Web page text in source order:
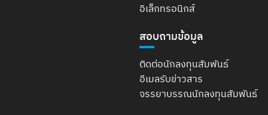
อิเล็กทรอนิกส์
สอบถามข้อมูล
ติดต่อนักลงทุนสัมพันธ์
อีเมลรับข่าวสาร
จรรยาบรรณนักลงทุนสัมพันธ์